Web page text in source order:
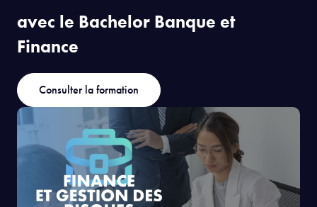
avec le Bachelor Banque et
Finance
Consulter la formation